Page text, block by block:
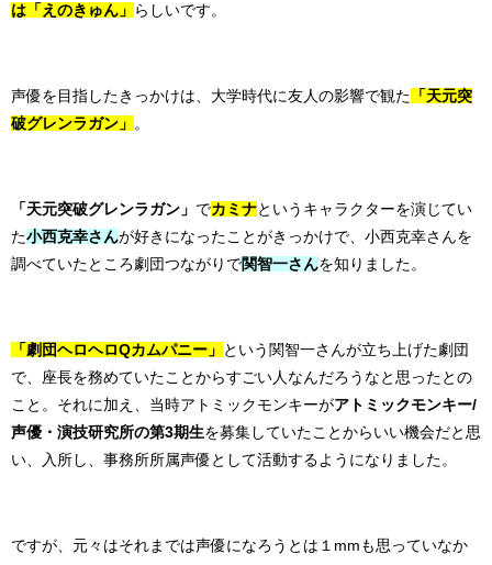
は「えのきゅん」
らしいです。
声優を目指したきっかけは、大学時代に友人の影響で観た 「天元突
破グレンラガン」
「天元突破グレンラガン」 でカミナというキャラクターを演じてい
た小西克幸さんが好きになったことがきっかけで、小西克幸さんを
調べていたところ劇団つながりで関智一さんを知りました。
「劇団ヘロヘロQカムパニー」
という関智一さんが立ち上げた劇団
で、座長を務めていたことからすごい人なんだろうなと思ったとの
こと。それに加え、当時アトミックモンキーがアトミックモンキー/
声優・演技研究所の第3期生を募集していたことからいい機会だと思
い、入所し、事務所所属声優として活動するようになりました。
ですが、元々はそれまでは声優になろうとは１mmも思っていなか